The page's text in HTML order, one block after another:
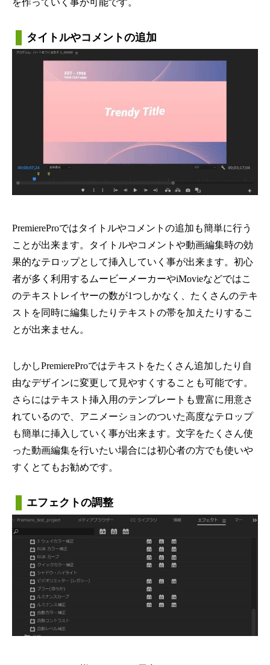
を作っていく事が可能です。
タイトルやコメントの追加
PremiereProではタイトルやコメントの追加も簡単に行う
ことが出来ます。タイトルやコメントや動画編集時の効
果的なテロップとして挿入していく事が出来ます。初心
者が多く利用するムービーメーカーやiMovieなどではこ
のテキストレイヤーの数が1つしかなく、たくさんのテキ
ストを同時に編集したりテキストの帯を加えたりするこ
とが出来ません。
しかしPremiereProではテキストをたくさん追加したり自
由なデザインに変更して見やすくすることも可能です。
さらにはテキスト挿入用のテンプレートも豊富に用意さ
れているので、アニメーションのついた高度なテロップ
も簡単に挿入していく事が出来ます。文字をたくさん使
った動画編集を行いたい場合には初心者の方でも使いや
すくとてもお勧めです。
エフェクトの調整